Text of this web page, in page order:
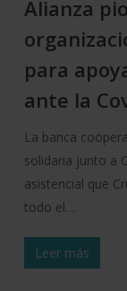
Alianza
para
ante la
La banca
solidaria junto a
asistencial que
todo el…
Leer más